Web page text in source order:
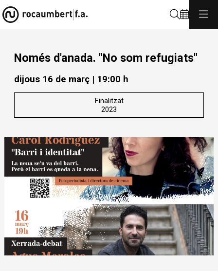
Només d'anada. "No som refugiats"
dijous 16 de març | 19:00 h
Finalitzat
2023